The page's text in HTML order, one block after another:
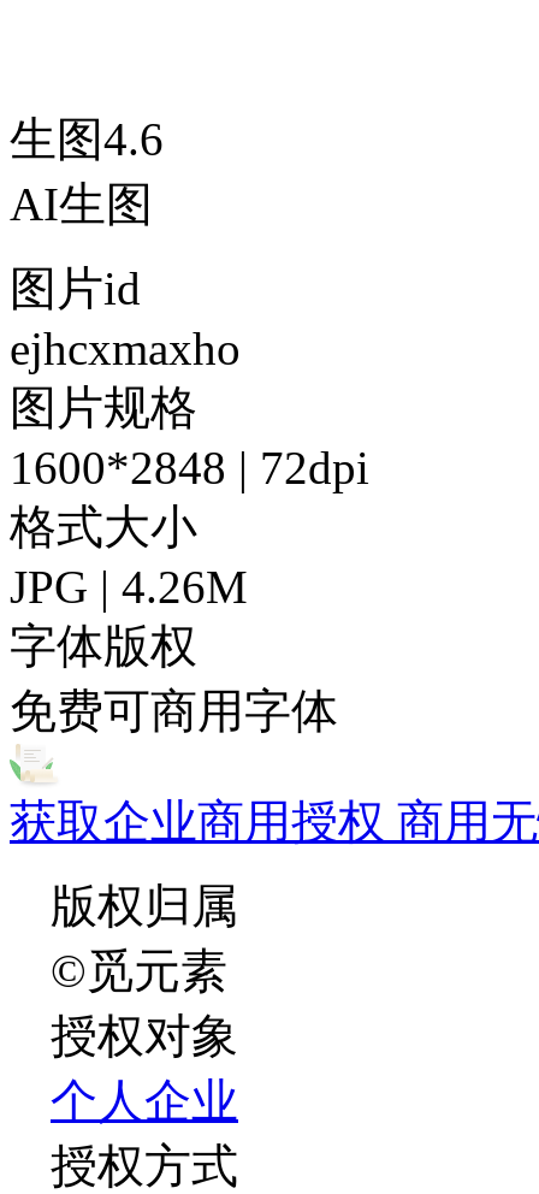
生图4.6
AI生图
图片id
ejhcxmaxho
图片规格
1600*2848 | 72dpi
格式大小
JPG | 4.26M
字体版权
免费可商用字体
获取企业商用授权 商用
版权归属
©觅元素
授权对象
个人企业
授权方式